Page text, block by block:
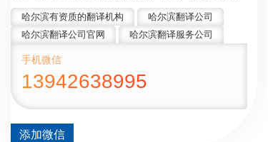
船、文学、物流等多领域的翻译
哈尔滨有资质的翻译机构
哈尔滨翻译公司
哈尔滨翻译公司官网
哈尔滨翻译服务公司
手机微信
13942638995
添加微信